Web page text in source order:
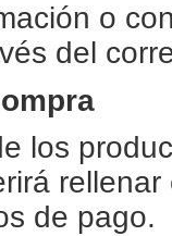
o
del
los
de pago.